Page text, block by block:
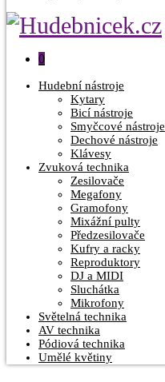
0
Hudební nástroje
Kytary
Bicí nástroje
Smyčcové nástroje
Dechové nástroje
Klávesy
Zvuková technika
Zesilovače
Megafony
Gramofony
Mixážní pulty
Předzesilovače
Kufry a racky
Reproduktory
DJ a MIDI
Sluchátka
Mikrofony
Světelná technika
AV technika
Pódiová technika
Umělé květiny